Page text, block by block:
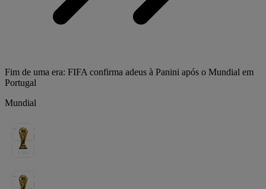
Fim de uma era: FIFA confirma adeus à Panini após o Mundial em
Portugal
Mundial